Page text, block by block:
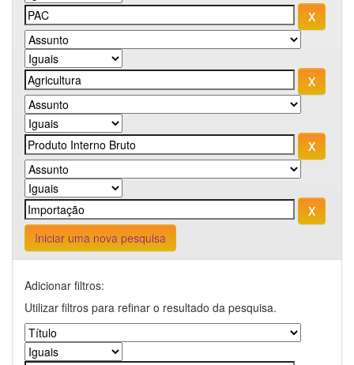
Iniciar uma nova pesquisa
Adicionar filtros:
Utilizar filtros para refinar o resultado da pesquisa.